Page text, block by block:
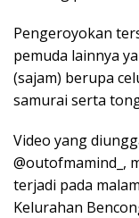
Pengeroyokan
pemuda lainnya
(sajam) berupa
samurai serta
Video yang
@outofmamind_,
terjadi pada
Kelurahan